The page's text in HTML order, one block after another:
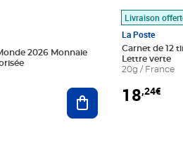
2026 Monnaie
Ajouter au panier
Livraison
La Poste
Carnet de 12
Lettre verte
20g / France
18,24€